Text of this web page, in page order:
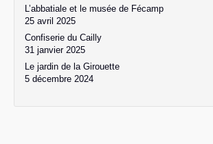
L’abbatiale et le musée de Fécamp
25 avril 2025
Confiserie du Cailly
31 janvier 2025
Le jardin de la Girouette
5 décembre 2024